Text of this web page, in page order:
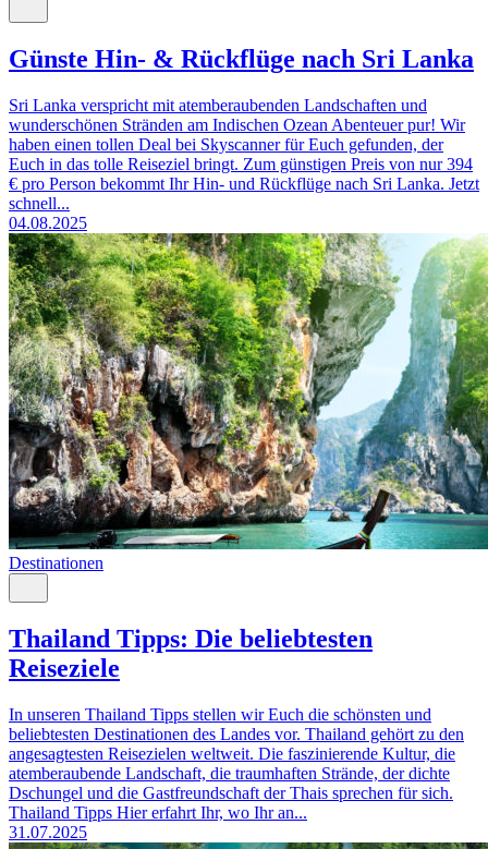
Günste Hin- & Rückflüge nach Sri Lanka
Sri Lanka verspricht mit atemberaubenden Landschaften und
wunderschönen Stränden am Indischen Ozean Abenteuer pur! Wir
haben einen tollen Deal bei Skyscanner für Euch gefunden, der
Euch in das tolle Reiseziel bringt. Zum günstigen Preis von nur 394
€ pro Person bekommt Ihr Hin- und Rückflüge nach Sri Lanka. Jetzt
schnell...
04.08.2025
Destinationen
Thailand Tipps: Die beliebtesten
Reiseziele
In unseren Thailand Tipps stellen wir Euch die schönsten und
beliebtesten Destinationen des Landes vor. Thailand gehört zu den
angesagtesten Reisezielen weltweit. Die faszinierende Kultur, die
atemberaubende Landschaft, die traumhaften Strände, der dichte
Dschungel und die Gastfreundschaft der Thais sprechen für sich.
Thailand Tipps Hier erfahrt Ihr, wo Ihr an...
31.07.2025